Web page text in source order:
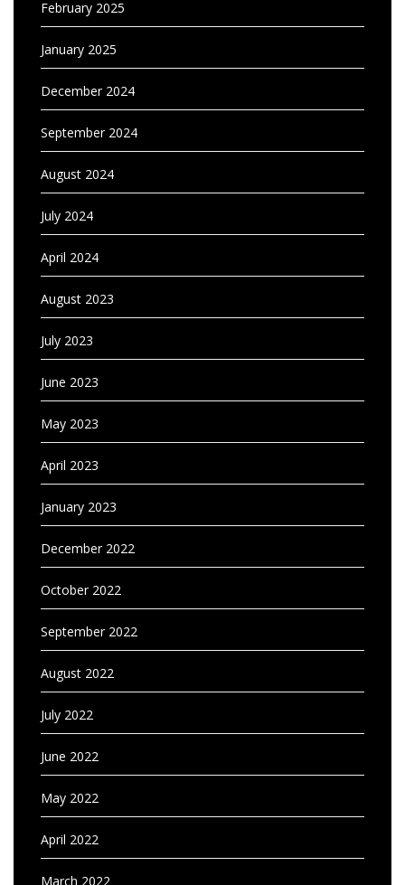
February 2025
January 2025
December 2024
September 2024
August 2024
July 2024
April 2024
August 2023
July 2023
June 2023
May 2023
April 2023
January 2023
December 2022
October 2022
September 2022
August 2022
July 2022
June 2022
May 2022
April 2022
March 2022